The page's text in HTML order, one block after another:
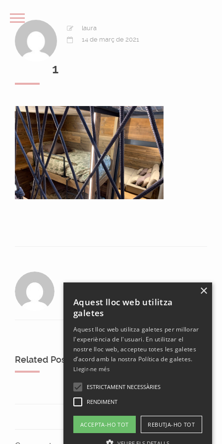
laura
14 de març de 2021
1
laura
Related Posts
×
Aquest lloc web utilitza
galetes
Aquest lloc web utilitza galetes per millorar
l'experiència de l'usuari. En utilitzar el
nostre lloc web, accepteu totes les galetes
d’acord amb la nostra Política de galetes.
Llegir-ne més
ESTRICTAMENT NECESSÀRIES
RENDIMENT
ACCEPTA-HO TOT REBUTJA-HO TOT